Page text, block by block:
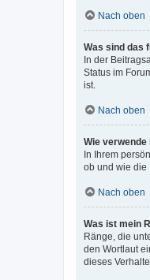
Nach oben
Was sind das
In der
Status im
ist.
Nach oben
Wie
In Ihrem
ob und wie die
Nach oben
Was ist mein
Ränge, die
den Wortlaut
dieses